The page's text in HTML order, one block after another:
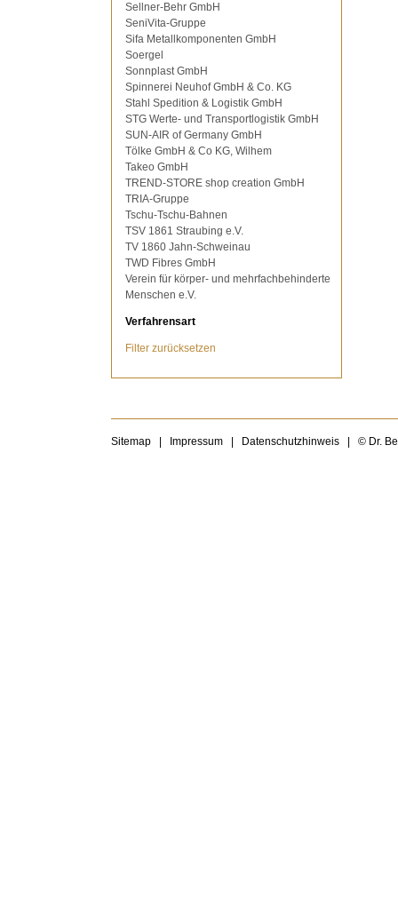
Sellner-Behr GmbH
SeniVita-Gruppe
Sifa Metallkomponenten GmbH
Soergel
Sonnplast GmbH
Spinnerei Neuhof GmbH & Co. KG
Stahl Spedition & Logistik GmbH
STG Werte- und Transportlogistik GmbH
SUN-AIR of Germany GmbH
Tölke GmbH & Co KG, Wilhem
Takeo GmbH
TREND-STORE shop creation GmbH
TRIA-Gruppe
Tschu-Tschu-Bahnen
TSV 1861 Straubing e.V.
TV 1860 Jahn-Schweinau
TWD Fibres GmbH
Verein für körper- und mehrfachbehinderte
Menschen e.V.
Verfahrensart
Filter zurücksetzen
Sitemap Impressum Datenschutzhinweis © Dr.